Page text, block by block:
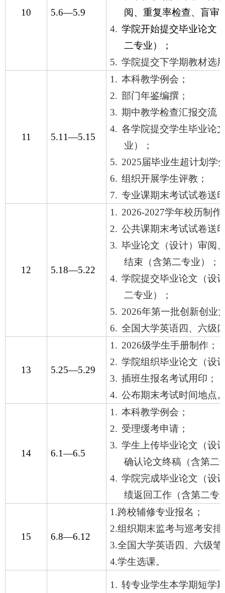
10 5.6—5.9
阅、重复率检查、盲审
4. 学院开始提交毕业论文
二专业）；
5. 学院提交下学期教材选
11 5.11—5.15
1. 本科教学例会；
2. 部门年鉴编撰；
3. 期中教学检查汇报交流
4. 各学院提交学生毕业论
业）；
5. 2025届毕业生超计划学
6. 组织开展学生评教；
7. 专业课期末考试试卷送
12 5.18—5.22
1. 2026-2027学年校历制作
2. 公共课期末考试试卷送
3. 毕业论文（设计）审阅
结束（含第二专业）；
4. 学院提交毕业论文（设
二专业）；
5. 2026年第一批创新创业
6. 全国大学英语四、六级
13 5.25—5.29
1. 2026级学生手册制作；
2. 学院组织毕业论文（设
3. 插班生报名考试用印；
4. 公布期末考试时间地点
14 6.1—6.5
1. 本科教学例会；
2. 受理缓考申请；
3. 学生上传毕业论文（设
确认论文终稿（含第二
4. 学院完成毕业论文（设
绩返回工作（含第二专
15 6.8—6.12
1.跨校辅修专业报名；
2.组织期末监考与巡考安排
3.全国大学英语四、六级笔
4.学生选课。
1. 转专业学生本学期短学